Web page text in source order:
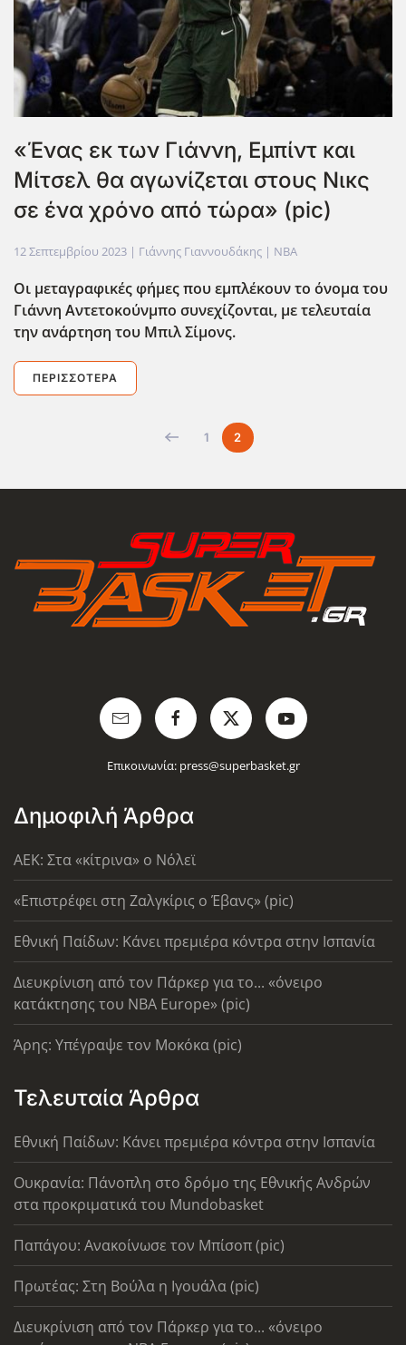
«Ένας εκ των Γιάννη, Εμπίντ και
Μίτσελ θα αγωνίζεται στους Νικς
σε ένα χρόνο από τώρα» (pic)
12 Σεπτεμβρίου 2023 | Γιάννης Γιαννουδάκης | NBA
Οι μεταγραφικές φήμες που εμπλέκουν το όνομα του
Γιάννη Αντετοκούνμπο συνεχίζονται, με τελευταία
την ανάρτηση του Μπιλ Σίμονς.
ΠΕΡΙΣΣΌΤΕΡΑ
1 2
Επικοινωνία: press@superbasket.gr
Δημοφιλή Άρθρα
AEK: Στα «κίτρινα» ο Νόλεϊ
«Επιστρέφει στη Ζαλγκίρις ο Έβανς» (pic)
Εθνική Παίδων: Κάνει πρεμιέρα κόντρα στην Ισπανία
Διευκρίνιση από τον Πάρκερ για το... «όνειρο
κατάκτησης του ΝΒΑ Europe» (pic)
Άρης: Υπέγραψε τον Μοκόκα (pic)
Τελευταία Άρθρα
Εθνική Παίδων: Κάνει πρεμιέρα κόντρα στην Ισπανία
Ουκρανία: Πάνοπλη στο δρόμο της Εθνικής Ανδρών
στα προκριματικά του Mundobasket
Παπάγου: Ανακοίνωσε τον Μπίσοπ (pic)
Πρωτέας: Στη Βούλα η Ιγουάλα (pic)
Διευκρίνιση από τον Πάρκερ για το... «όνειρο